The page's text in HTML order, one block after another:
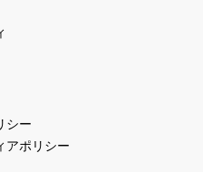
シー
アポリシー